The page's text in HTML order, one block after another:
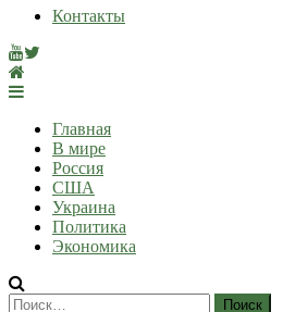
contentКонтакты
lentaruss
lentaruss — Новости
Главная
В мире
Россия
США
Украина
Политика
Экономика
Найти: